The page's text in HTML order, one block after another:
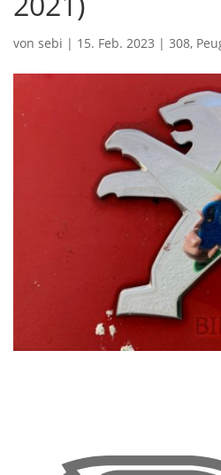
von sebi | 15. Feb. 2023 | 308,